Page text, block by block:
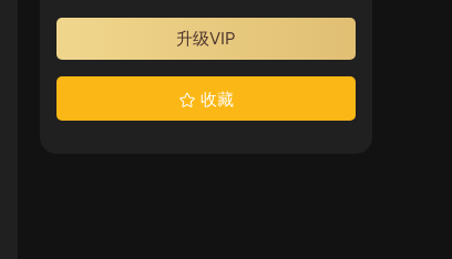
升级VIP
收藏